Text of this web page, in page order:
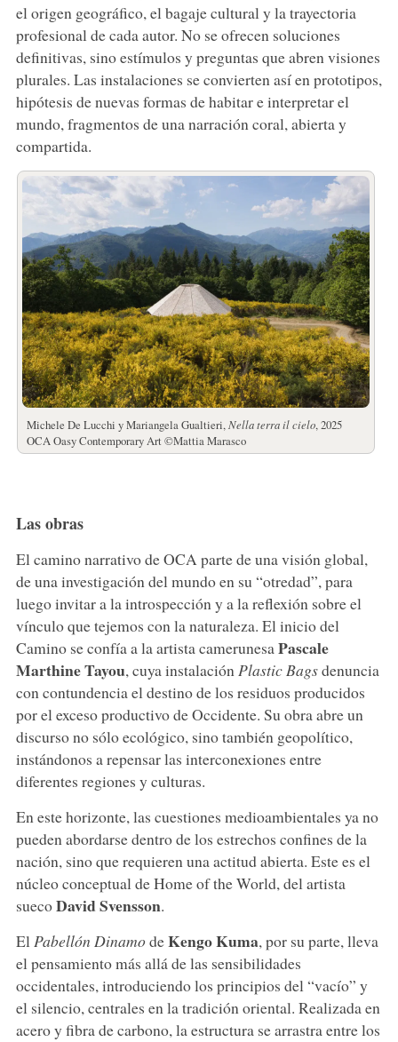
el origen geográfico, el bagaje cultural y la trayectoria
profesional de cada autor. No se ofrecen soluciones
definitivas, sino estímulos y preguntas que abren visiones
plurales. Las instalaciones se convierten así en prototipos,
hipótesis de nuevas formas de habitar e interpretar el
mundo, fragmentos de una narración coral, abierta y
compartida.
Michele De Lucchi y Mariangela Gualtieri, Nella terra il cielo, 2025
OCA Oasy Contemporary Art ©Mattia Marasco
Las obras
El camino narrativo de OCA parte de una visión global,
de una investigación del mundo en su “otredad”, para
luego invitar a la introspección y a la reflexión sobre el
vínculo que tejemos con la naturaleza. El inicio del
Camino se confía a la artista camerunesaPascale
Marthine Tayou, cuya instalación Plastic Bagsdenuncia
con contundencia el destino de los residuos producidos
por el exceso productivo de Occidente. Su obra abre un
discurso no sólo ecológico, sino también geopolítico,
instándonos a repensar las interconexiones entre
diferentes regiones y culturas.
En este horizonte, las cuestiones medioambientales ya no
pueden abordarse dentro de los estrechos confines de la
nación, sino que requieren una actitud abierta. Este es el
núcleo conceptual de Home of the World, del artista
suecoDavid Svensson.
El Pabellón DinamodeKengo Kuma, por su parte, lleva
el pensamiento más allá de las sensibilidades
occidentales, introduciendo los principios del “vacío” y
el silencio, centrales en la tradición oriental. Realizada en
acero y fibra de carbono, la estructura se arrastra entre los